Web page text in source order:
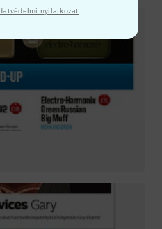
nyilatkozat